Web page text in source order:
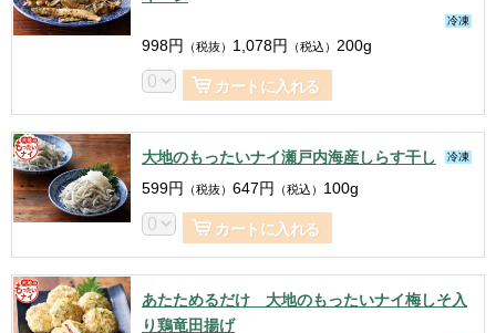
冷凍
998円 （税抜） 1,078円 （税込） 200g
カートに入れる
大地のもったいナイ瀬戸内海産しらす干し 冷凍
599円 （税抜） 647円 （税込） 100g
カートに入れる
あたためるだけ 大地のもったいナイ梅しそ入
り鶏竜田揚げ